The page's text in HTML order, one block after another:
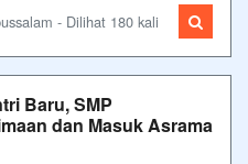
- Dilihat 180 kali
Baru, SMP
dan Masuk Asrama